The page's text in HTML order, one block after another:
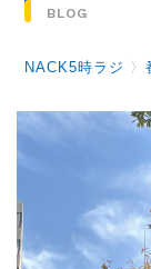
BLOG
NACK5時ラジ 〉